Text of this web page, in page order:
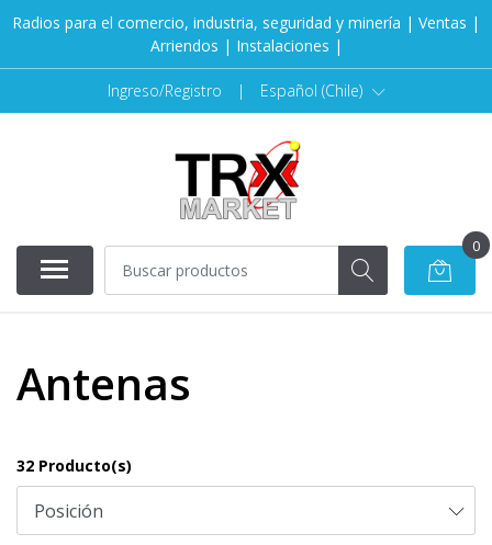
Radios para el comercio, industria, seguridad y minería | Ventas |
Arriendos | Instalaciones |
Ingreso/Registro | Español (Chile)
0
Antenas
32 Producto(s)